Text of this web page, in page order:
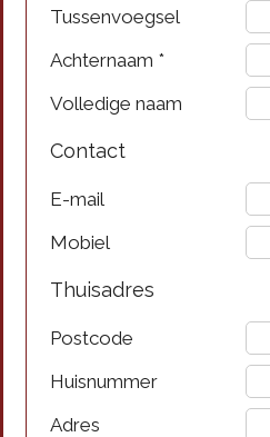
Tussenvoegsel
Achternaam *
Volledige naam
Contact
E-mail
Mobiel
Thuisadres
Postcode
Huisnummer
Adres